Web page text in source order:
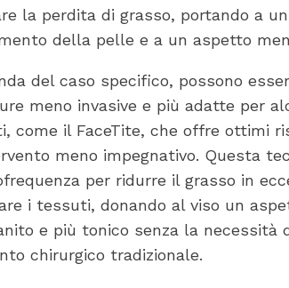
la perdita di grasso, portando a un
della pelle e a un aspetto
del caso specifico, possono
meno invasive e più adatte per
come il FaceTite, che offre ottimi
meno impegnativo. Questa
per ridurre il grasso in
i tessuti, donando al viso un
e più tonico senza la necessità
chirurgico tradizionale.